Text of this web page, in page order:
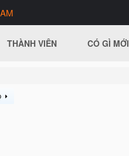
THÀNH VIÊN CÓ GÌ MỚI